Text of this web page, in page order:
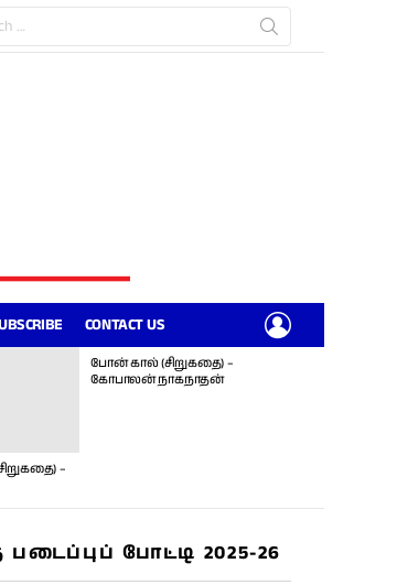
CONTACT US
–
போன் கால் (சிறுகதை) –
கோபாலன் நாகநாதன்
படைப்புப் போட்டி 2025-26